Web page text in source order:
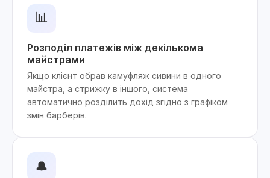
📊
Розподіл платежів між декількома
майстрами
Якщо клієнт обрав камуфляж сивини в одного
майстра, а стрижку в іншого, система
автоматично розділить дохід згідно з графіком
змін барберів.
🔔